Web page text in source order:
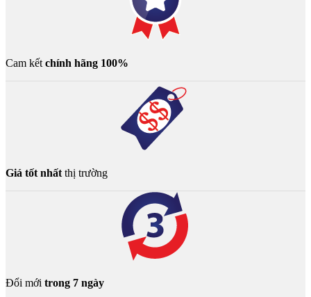
Cam kết chính hãng 100%
Giá tốt nhất thị trường
Đổi mới trong 7 ngày